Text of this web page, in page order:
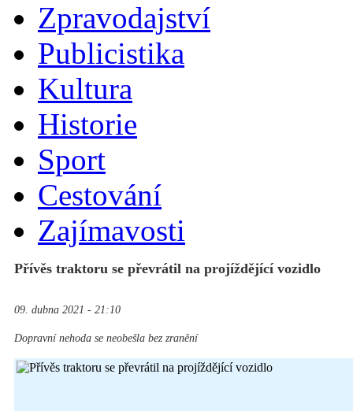
Zpravodajství
Publicistika
Kultura
Historie
Sport
Cestování
Zajímavosti
Přívěs traktoru se převrátil na projíždějící vozidlo
09. dubna 2021 - 21:10
Dopravní nehoda se neobešla bez zranění